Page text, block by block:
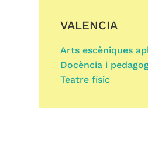
VALENCIA
Arts escèniques
Docència i
Teatre físic